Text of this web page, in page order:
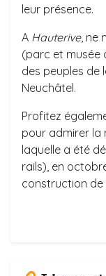
leur présence.
A Hauterive, ne
(parc et musée
des peuples de
Neuchâtel.
Profitez
pour admirer la
laquelle a été
rails), en
construction